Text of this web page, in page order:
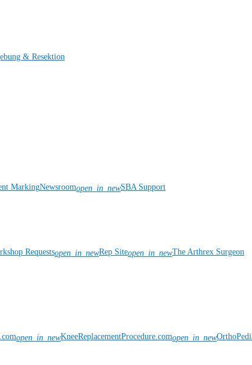
& Resektion
MarkingNewsroomopen_in_newSBA Support
Requestsopen_in_newRep Siteopen_in_newThe Arthrex Surgeon
open_in_newKneeReplacementProcedure.comopen_in_new